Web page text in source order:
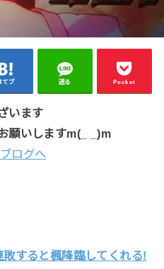
てブ 送る Pocket
います
願いしますm(_ _)m
敗すると楓降臨してくれる!